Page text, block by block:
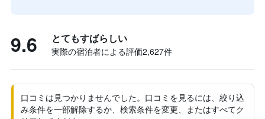
9.6 とてもすばらしい
実際の宿泊者による評価2,627​件
口コミは見つかりませんでした。口コミを見るには、絞り込
み条件を一部解除するか、検索条件を変更、またはすべてク